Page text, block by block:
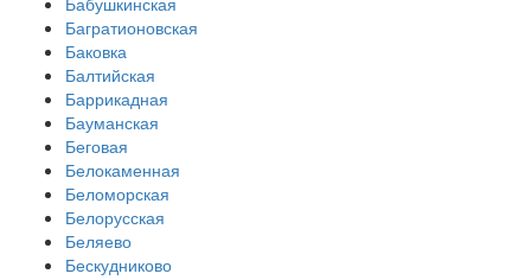
Багратионовская
Баковка
Балтийская
Баррикадная
Бауманская
Беговая
Белокаменная
Беломорская
Белорусская
Беляево
Бескудниково